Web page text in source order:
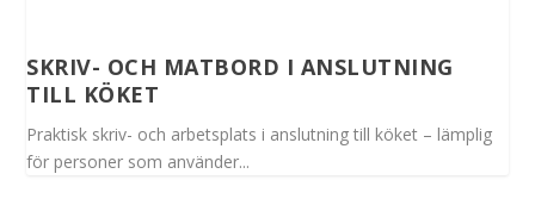
SKRIV- OCH MATBORD I ANSLUTNING
TILL KÖKET
Praktisk skriv- och arbetsplats i anslutning till köket – lämplig
för personer som använder...